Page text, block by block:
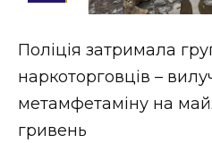
Стиль життя
Втрачений Ужгород
Втрачений Ужгород
Поліція затримала
наркоторговців –
метамфетаміну на
гривень